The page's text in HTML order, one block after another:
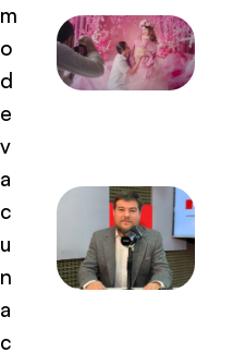
m
o
d
e
v
a
c
u
n
a
c